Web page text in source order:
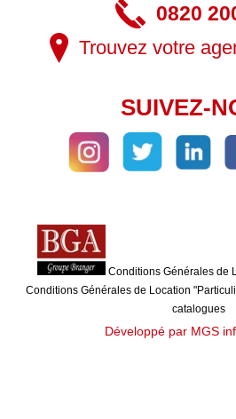
0820
Trouvez votre
SUIVEZ-
Conditions Générales de
Conditions Générales de Location
catalogues
Développé par MGS